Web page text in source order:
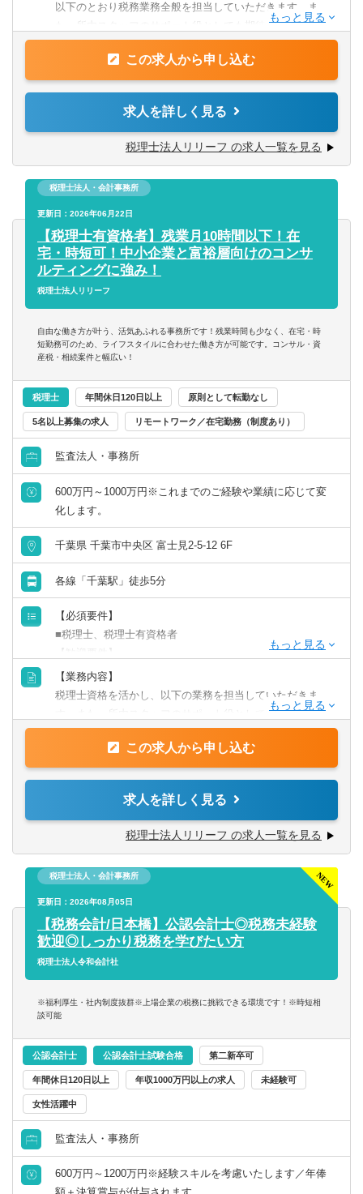
【求める人物像】
税理士事務所での仕事をお客様に対する「サービス」とし
■コツコツ努力できる
■明るい、人と話すのが好き、事務作業が好き、数字にこだ
わる
■ゆくゆくは経営層として活躍していきたいという意欲をお
持ちの方
※仕事に対する意欲や、上昇志向のある方、大歓迎です！
人間性を重視しながら採用しているので、たとえ税務の経
以下のとおり税務業務全般を担当していただきます。ま
た、所内スタッフのサポート役としても期待しておりま
【具体的には】
業務は多岐に渡り、コンサルティング業務（30～50件程
チャレンジ意欲のある方には、やってみたい業務を積極的
にお任せ致します！
■資産税業務
■各種申告書作成、確定申告業務
■決算業務、年末調整
■関与先への報告
■新規顧客開拓 etc.
マネーフォワード、freee、弥生、達人、TKC
※その他お客様や職員の要望により導入する可能性あり
この求人から申し込む
求人を詳しく見る
税理士法人リリーフ の求人一覧を見る
税理士法人・会計事務所
更新日：2026年06月22日
【税理士有資格者】残業月10時間以下！在
宅・時短可！中小企業と富裕層向けのコンサ
ルティングに強み！
税理士法人リリーフ
自由な働き方が叶う、活気あふれる事務所です！残業時間も少なく、在宅・時
短勤務可のため、ライフスタイルに合わせた働き方が可能です。コンサル・資
産税・相続案件と幅広い！
税理士 年間休日120日以上 原則として転勤なし
5名以上募集の求人 リモートワーク／在宅勤務（制度あり）
監査法人・事務所
600万円～1000万円※これまでのご経験や業績に応じて変
化します。
千葉県 千葉市中央区 富士見2-5-12 6F
各線「千葉駅」徒歩5分
【必須要件】
■税理士、税理士有資格者
【歓迎要件】
■後輩指導（マネジメント）のご経験
■会計事務所での勤務のご経験
【求める人物像】
■チャレンジ精神がある
税理士事務所での仕事をお客様に対する「サービス」とし
■コツコツ努力できる
■明るい、人と話すのが好き、事務作業が好き、数字にこだ
わる
■ゆくゆくは経営層として活躍していきたいという意欲をお
持ちの方
※仕事に対する意欲や、上昇志向のある方、大歓迎です！
人間性を重視しながら採用しているので、たとえ税務の経
験が浅くても、意欲がある方はぜひ一度ご応募ください！
【業務内容】
税理士資格を活かし、以下の業務を担当していただきま
す。また、所内スタッフのサポート役としても期待してお
【具体的には】
業務は多岐に渡り、コンサルティング業務（30～50件程
チャレンジ意欲のある方には、やってみたい業務を積極的
にお任せ致します！
■資産税業務
■各種申告書作成、確定申告業務
■決算業務、年末調整
■関与先への報告
■新規顧客開拓 etc.
マネーフォワード、freee、弥生、達人、TKC
この求人から申し込む
求人を詳しく見る
税理士法人リリーフ の求人一覧を見る
税理士法人・会計事務所
更新日：2026年08月05日
【税務会計/日本橋】公認会計士◎税務未経験
歓迎◎しっかり税務を学びたい方
税理士法人令和会計社
※福利厚生・社内制度抜群※上場企業の税務に挑戦できる環境です！※時短相
談可能
公認会計士 公認会計士試験合格 第二新卒可
年間休日120日以上 年収1000万円以上の求人 未経験可
女性活躍中
監査法人・事務所
600万円～1200万円※経験スキルを考慮いたします／年俸
税理士
税理士科目合格
日商簿記検定1級
日商簿記検定2級
日商簿記検定3級
会計事務所・税理士法人
コンサルティングファーム
事業会社
金融機関
北海道・東北
北海道
岩手県 宮城県
秋田県 山形県
福島県
関東
茨城県 栃木県
コンサルタント／監査法人／士業関連
すべて選択する
戦略・業務・会計コンサルタント
経営・戦略コンサルタント
財務・会計・税務コンサルタント
その他（コンサルタント）